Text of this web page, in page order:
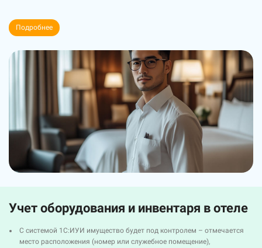
Подробнее
Учет оборудования и инвентаря в отеле
С системой 1С:ИУИ имущество будет под контролем – отмечается
место расположения (номер или служебное помещение),